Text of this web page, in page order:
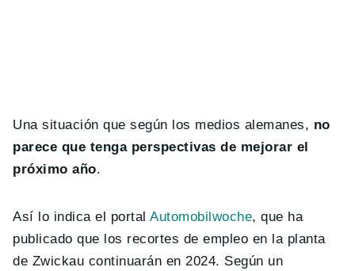
Una situación que según los medios alemanes, no
parece que tenga perspectivas de mejorar el
próximo año.
Así lo indica el portalAutomobilwoche, que ha
publicado que los recortes de empleo en la planta
de Zwickau continuarán en 2024. Según un